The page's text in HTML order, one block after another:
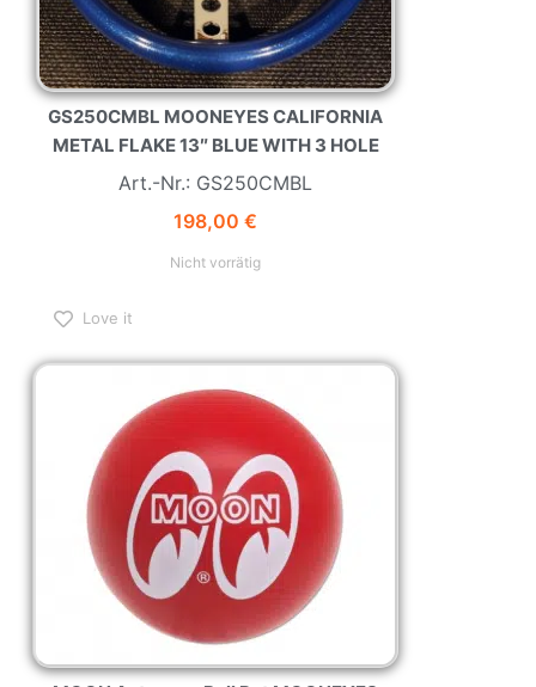
GS250CMBL MOONEYES CALIFORNIA
METAL FLAKE 13″ BLUE WITH 3 HOLE
Art.-Nr.: GS250CMBL
198,00 €
Nicht vorrätig
Love it